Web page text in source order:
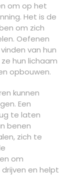
om op het
Het is de
om zich
Oefenen
van hun
hun lichaam
opbouwen.
kunnen
Een
te laten
benen
zich te
om
en helpt